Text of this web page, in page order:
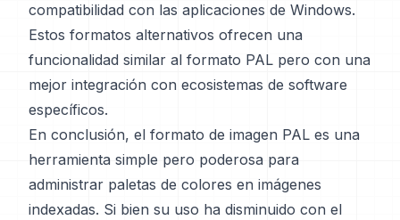
compatibilidad con las aplicaciones de Windows.
Estos formatos alternativos ofrecen una
funcionalidad similar al formato PAL pero con una
mejor integración con ecosistemas de software
específicos.
En conclusión, el formato de imagen PAL es una
herramienta simple pero poderosa para
administrar paletas de colores en imágenes
indexadas. Si bien su uso ha disminuido con el